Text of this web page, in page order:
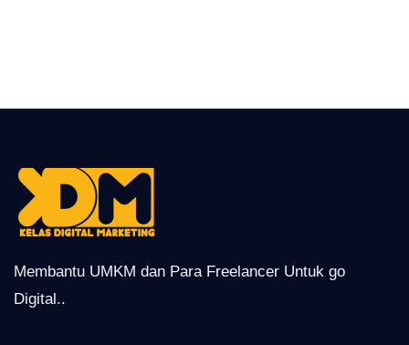
Membantu UMKM dan Para Freelancer Untuk go
Digital..